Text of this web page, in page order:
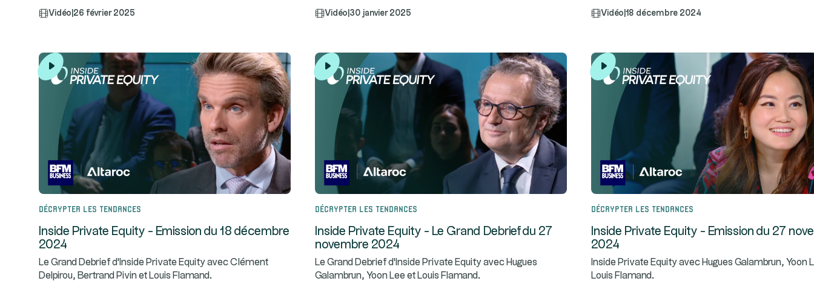
Vidéo 26 février 2025 Vidéo 30 janvier 2025 Vidéo 18 décembre 2024
Décrypter les tendances
Inside Private Equity - Emission du 18 décembre
2024
Le Grand Debrief d'Inside Private Equity avec Clément
Delpirou, Bertrand Pivin et Louis Flamand.
Décrypter les tendances
Inside Private Equity - Le Grand Debrief du 27
novembre 2024
Le Grand Debrief d'Inside Private Equity avec Hugues
Galambrun, Yoon Lee et Louis Flamand.
Décrypter les tendances
Inside Private Equity - Emission du 27
2024
Inside Private Equity avec Hugues Galambrun, Yoon
Louis Flamand.